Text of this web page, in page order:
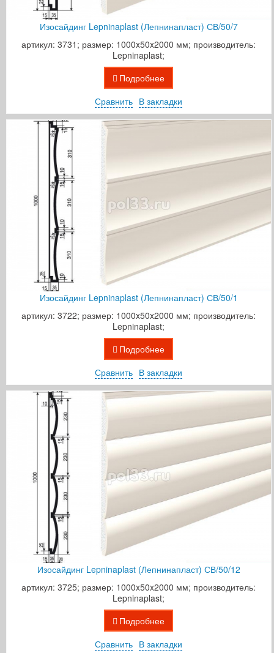
Изосайдинг Lepninaplast (Лепнинапласт) СВ/50/7
артикул: 3731; размер: 1000x50x2000 мм; производитель:
Lepninaplast;
Подробнее
Сравнить В закладки
Изосайдинг Lepninaplast (Лепнинапласт) СВ/50/1
артикул: 3722; размер: 1000x50x2000 мм; производитель:
Lepninaplast;
Подробнее
Сравнить В закладки
Изосайдинг Lepninaplast (Лепнинапласт) СВ/50/12
артикул: 3725; размер: 1000x50x2000 мм; производитель:
Lepninaplast;
Подробнее
Сравнить В закладки